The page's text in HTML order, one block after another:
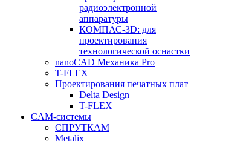
радиоэлектронной
аппаратуры
КОМПАС-3D: для
проектирования
технологической оснастки
nanoCAD Механика Pro
T-FLEX
Проектирования печатных плат
Delta Design
T-FLEX
CAM-системы
СПРУТКAM
Metalix